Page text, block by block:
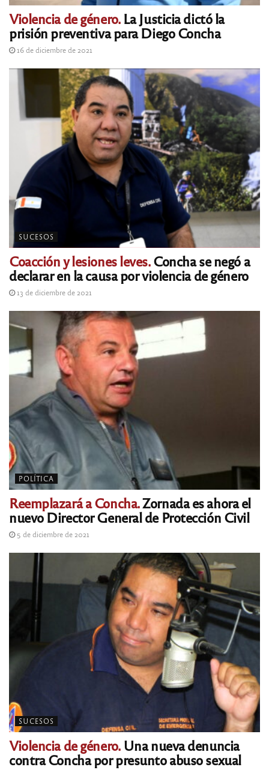
Violencia de género.La Justicia dictó la
prisión preventiva para Diego Concha
16 de diciembre de 2021
SUCESOS
Coacción y lesiones leves.Concha se negó a
declarar en la causa por violencia de género
13 de diciembre de 2021
POLÍTICA
Reemplazará a Concha.Zornada es ahora el
nuevo Director General de Protección Civil
5 de diciembre de 2021
SUCESOS
Violencia de género.Una nueva denuncia
contra Concha por presunto abuso sexual